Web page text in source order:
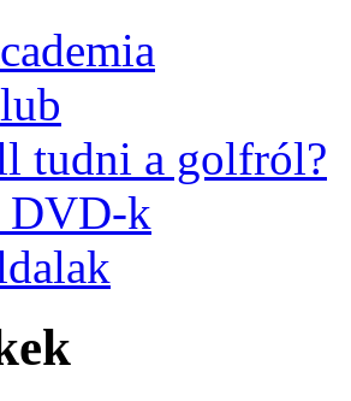
tudni a golfról?
DVD-k